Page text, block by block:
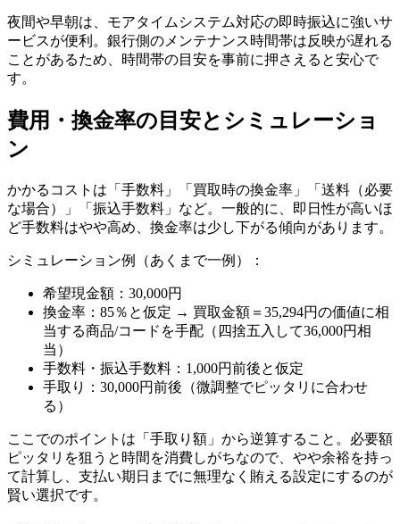
夜間や早朝は、モアタイムシステム対応の即時振込に強いサ
ービスが便利。銀行側のメンテナンス時間帯は反映が遅れる
ことがあるため、時間帯の目安を事前に押さえると安心で
す。
費用・換金率の目安とシミュレーショ
ン
かかるコストは「手数料」「買取時の換金率」「送料（必要
な場合）」「振込手数料」など。一般的に、即日性が高いほ
ど手数料はやや高め、換金率は少し下がる傾向があります。
シミュレーション例（あくまで一例）：
希望現金額：30,000円
換金率：85％と仮定 → 買取金額＝35,294円の価値に相
当する商品/コードを手配（四捨五入して36,000円相
当）
手数料・振込手数料：1,000円前後と仮定
手取り：30,000円前後（微調整でピッタリに合わせ
る）
ここでのポイントは「手取り額」から逆算すること。必要額
ピッタリを狙うと時間を消費しがちなので、やや余裕を持っ
て計算し、支払い期日までに無理なく賄える設定にするのが
賢い選択です。